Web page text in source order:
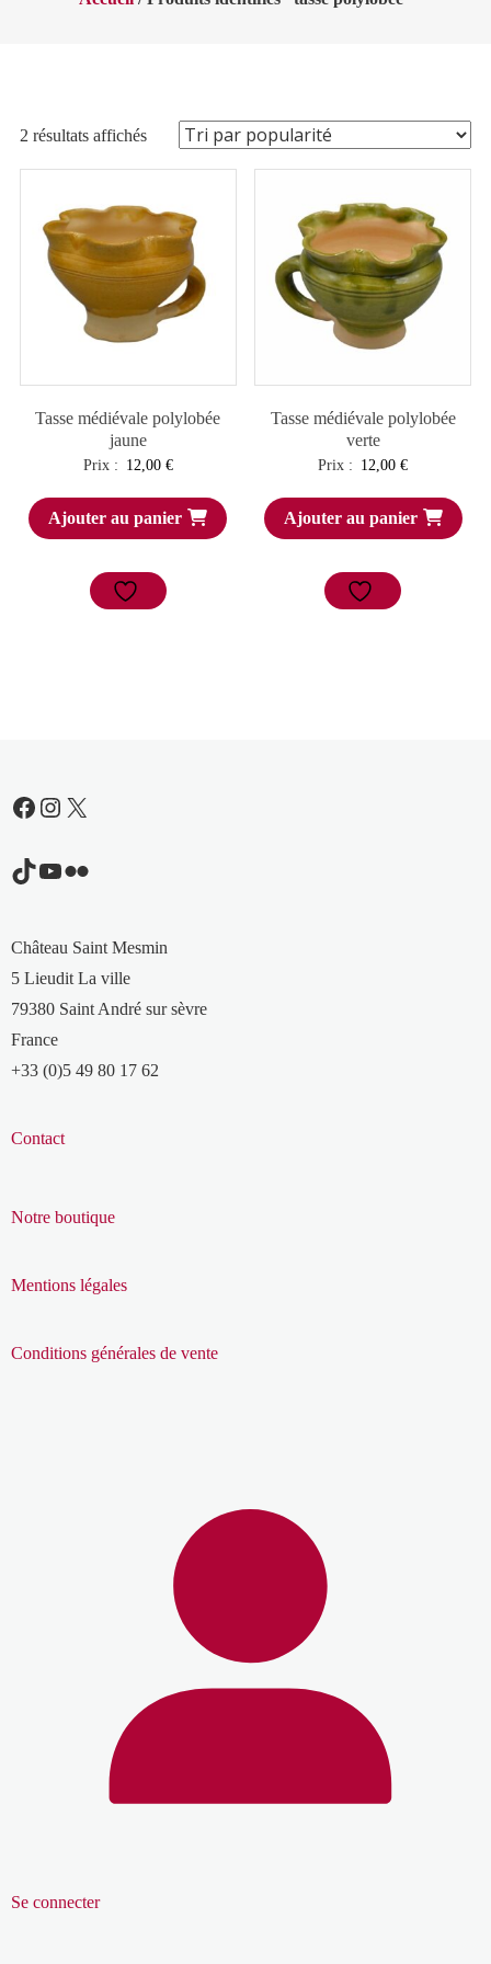
2 résultats affichésTrié
par
Tasse médiévale polylobée
jaune
Prix : 12,00 €
Ajouter au panier
Tasse médiévale polylobée
verte
Prix : 12,00€
Ajouter au panier
Facebook
Instagram
X
TikTok
YouTube
Flickr
Château Saint Mesmin
5 Lieudit La ville
79380 Saint André sur sèvre
France
+33 (0)5 49 80 17 62
Contact
Notre boutique
Mentions légales
Conditions générales de vente
Se connecter